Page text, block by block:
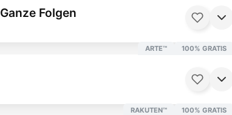
Folgen
ARTE™ 100% GRATIS
RAKUTEN™ 100% GRATIS